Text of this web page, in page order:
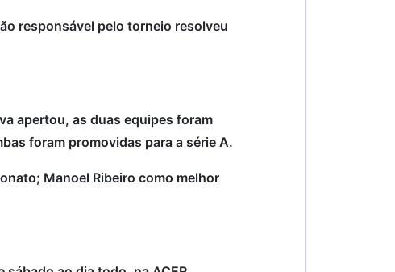
responsável pelo torneio resolveu
apertou, as duas equipes foram
foram promovidas para a série A.
Manoel Ribeiro como melhor